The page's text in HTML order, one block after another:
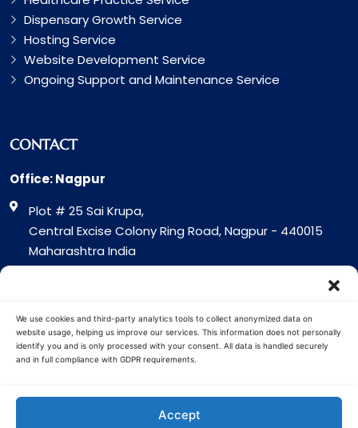
We use cookies and third-party analytics tools to collect anonymized data on
website usage, helping us improve our services. This information does not personally
identify you and is only processed with your consent. All data is handled securely
and in full compliance with GDPR requirements.
Accept
Dispensary Growth Service
Hosting Service
Website Development Service
Ongoing Support and Maintenance Service
CONTACT
Office: Nagpur
Plot # 25 Sai Krupa,
Central Excise Colony Ring Road, Nagpur - 440015
Maharashtra India
317 Green Plaza Motha Varacha, Near VIP Circle
Surat - 394101
Gujrat India
Copyright © 2026 Cuota Infotech